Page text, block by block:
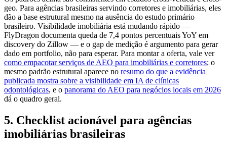
geo. Para agências brasileiras servindo corretores e imobiliárias, eles
dão a base estrutural mesmo na ausência do estudo primário
brasileiro. Visibilidade imobiliária está mudando rápido —
FlyDragon documenta queda de 7,4 pontos percentuais YoY em
discovery do Zillow — e o gap de medição é argumento para gerar
dado em portfolio, não para esperar. Para montar a oferta, vale ver
como empacotar serviços de AEO para imobiliárias e corretores; o
mesmo padrão estrutural aparece no resumo do que a evidência
publicada mostra sobre a visibilidade em IA de clínicas
odontológicas, e o panorama do AEO para negócios locais em 2026
dá o quadro geral.
5. Checklist acionável para agências
imobiliárias brasileiras